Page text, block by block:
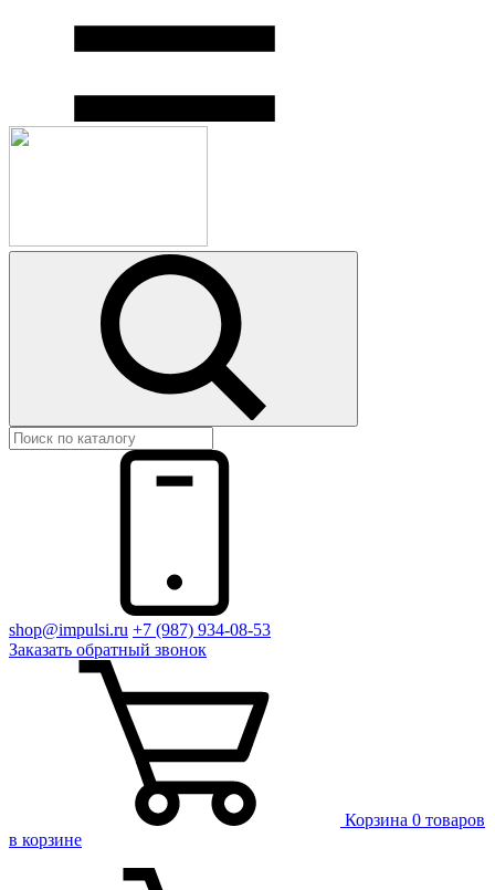
shop@impulsi.ru +7 (987) 934-08-53
Заказать обратный звонок
Корзина 0 товаров
в корзине